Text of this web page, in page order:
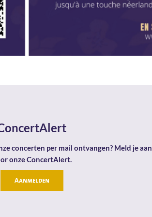
concerten per mail ontvangen? Meld je aan
onze ConcertAlert.
Aanmelden